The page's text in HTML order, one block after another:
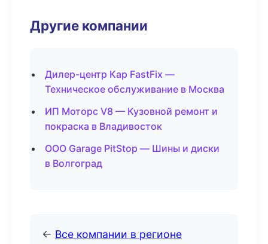
Другие компании
Дилер-центр Кар FastFix —
Техническое обслуживание в Москва
ИП Моторс V8 — Кузовной ремонт и
покраска в Владивосток
ООО Garage PitStop — Шины и диски
в Волгоград
← Все компании в регионе